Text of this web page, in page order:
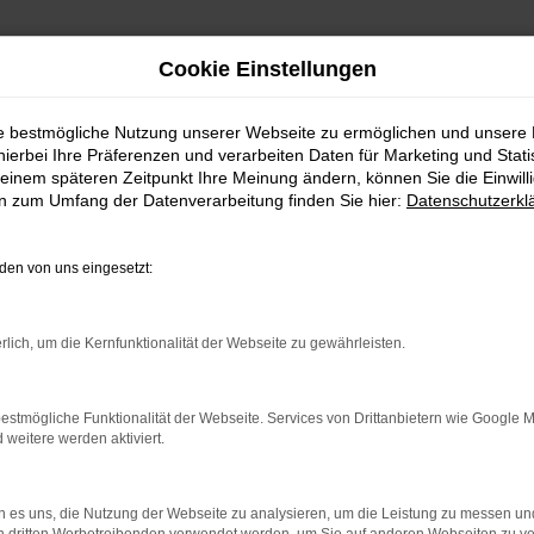
mit Lieferservice
BMW 1er Reihe für
Reihe herum und möchtest bald mit diesem
wir bieten dieses erstklassige Fahrzeug zu
die Spezialisten für die BMW 1er Reihe und eine
Fahrzeuge aus erster Hand anbieten und du
für den einheimischen Markt und
nicht zu uns nach Garching bei München
es möglich und stellt dir dein Fahrzeug direkt vor
Cookie Einstellungen
bestmögliche Nutzung unserer Webseite zu ermöglichen und unsere
Ihre Präferenzen und verarbeiten Daten für Marketing und
späteren Zeitpunkt Ihre Meinung ändern, können Sie die
zum Umfang der Datenverarbeitung finden Sie hier:
von uns eingesetzt:
um die Kernfunktionalität der Webseite zu gewährleisten.
Funktionalität der Webseite. Services von Drittanbietern wie Google
weitere werden aktiviert.
es uns, die Nutzung der Webseite zu analysieren, um die Leistung zu messen